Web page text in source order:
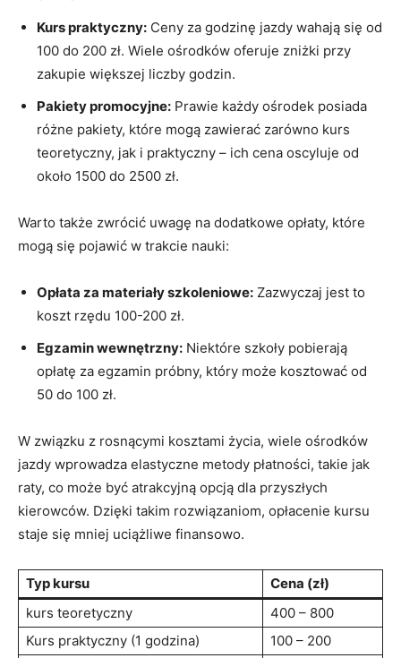
Kurs praktyczny: Ceny za godzinę jazdy wahają się od
100 do 200 zł. Wiele ośrodków oferuje zniżki przy
zakupie ‌większej liczby ‍godzin.
Pakiety promocyjne: Prawie każdy ośrodek posiada
różne pakiety, które mogą zawierać zarówno kurs
teoretyczny, ⁤jak i praktyczny⁣ – ich cena oscyluje od
około 1500 do 2500 zł.
Warto także zwrócić uwagę na dodatkowe opłaty, które
mogą się pojawić w trakcie nauki:
Opłata za materiały szkoleniowe: Zazwyczaj jest to
koszt⁢ rzędu 100-200 zł.
Egzamin wewnętrzny: Niektóre szkoły pobierają
opłatę za egzamin ‍próbny, który może kosztować od
50 do 100 zł.
W związku z rosnącymi kosztami ​życia, wiele ośrodków⁣
jazdy wprowadza elastyczne⁣ metody płatności, takie jak
raty, co może ⁤być atrakcyjną ‌opcją dla przyszłych
kierowców. Dzięki takim rozwiązaniom, opłacenie kursu
staje się mniej⁣ uciążliwe finansowo.
Typ kursu
Cena (zł)
kurs teoretyczny
400 – 800
Kurs praktyczny (1 godzina)
100 – 200